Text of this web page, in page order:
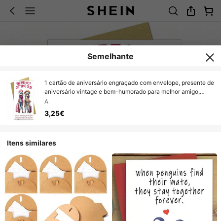
Semelhante
1 cartão de aniversário engraçado com envelope, presente de
aniversário vintage e bem-humorado para melhor amigo,
colega, irmã ou colega de trabalho.
A
3,25€
Itens similares